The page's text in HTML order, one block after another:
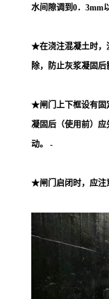
水间隙调到0．3mm
★在浇注混凝土时，
除，防止灰浆凝固
★闸门上下框设有固
凝固后（使用前）
动。 -
★闸门启闭时，应注